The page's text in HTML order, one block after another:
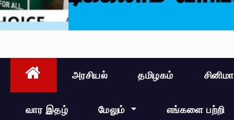
அரசியல் தமிழகம் சினிமா
வார இதழ் மேலும் எங்களை பற்றி